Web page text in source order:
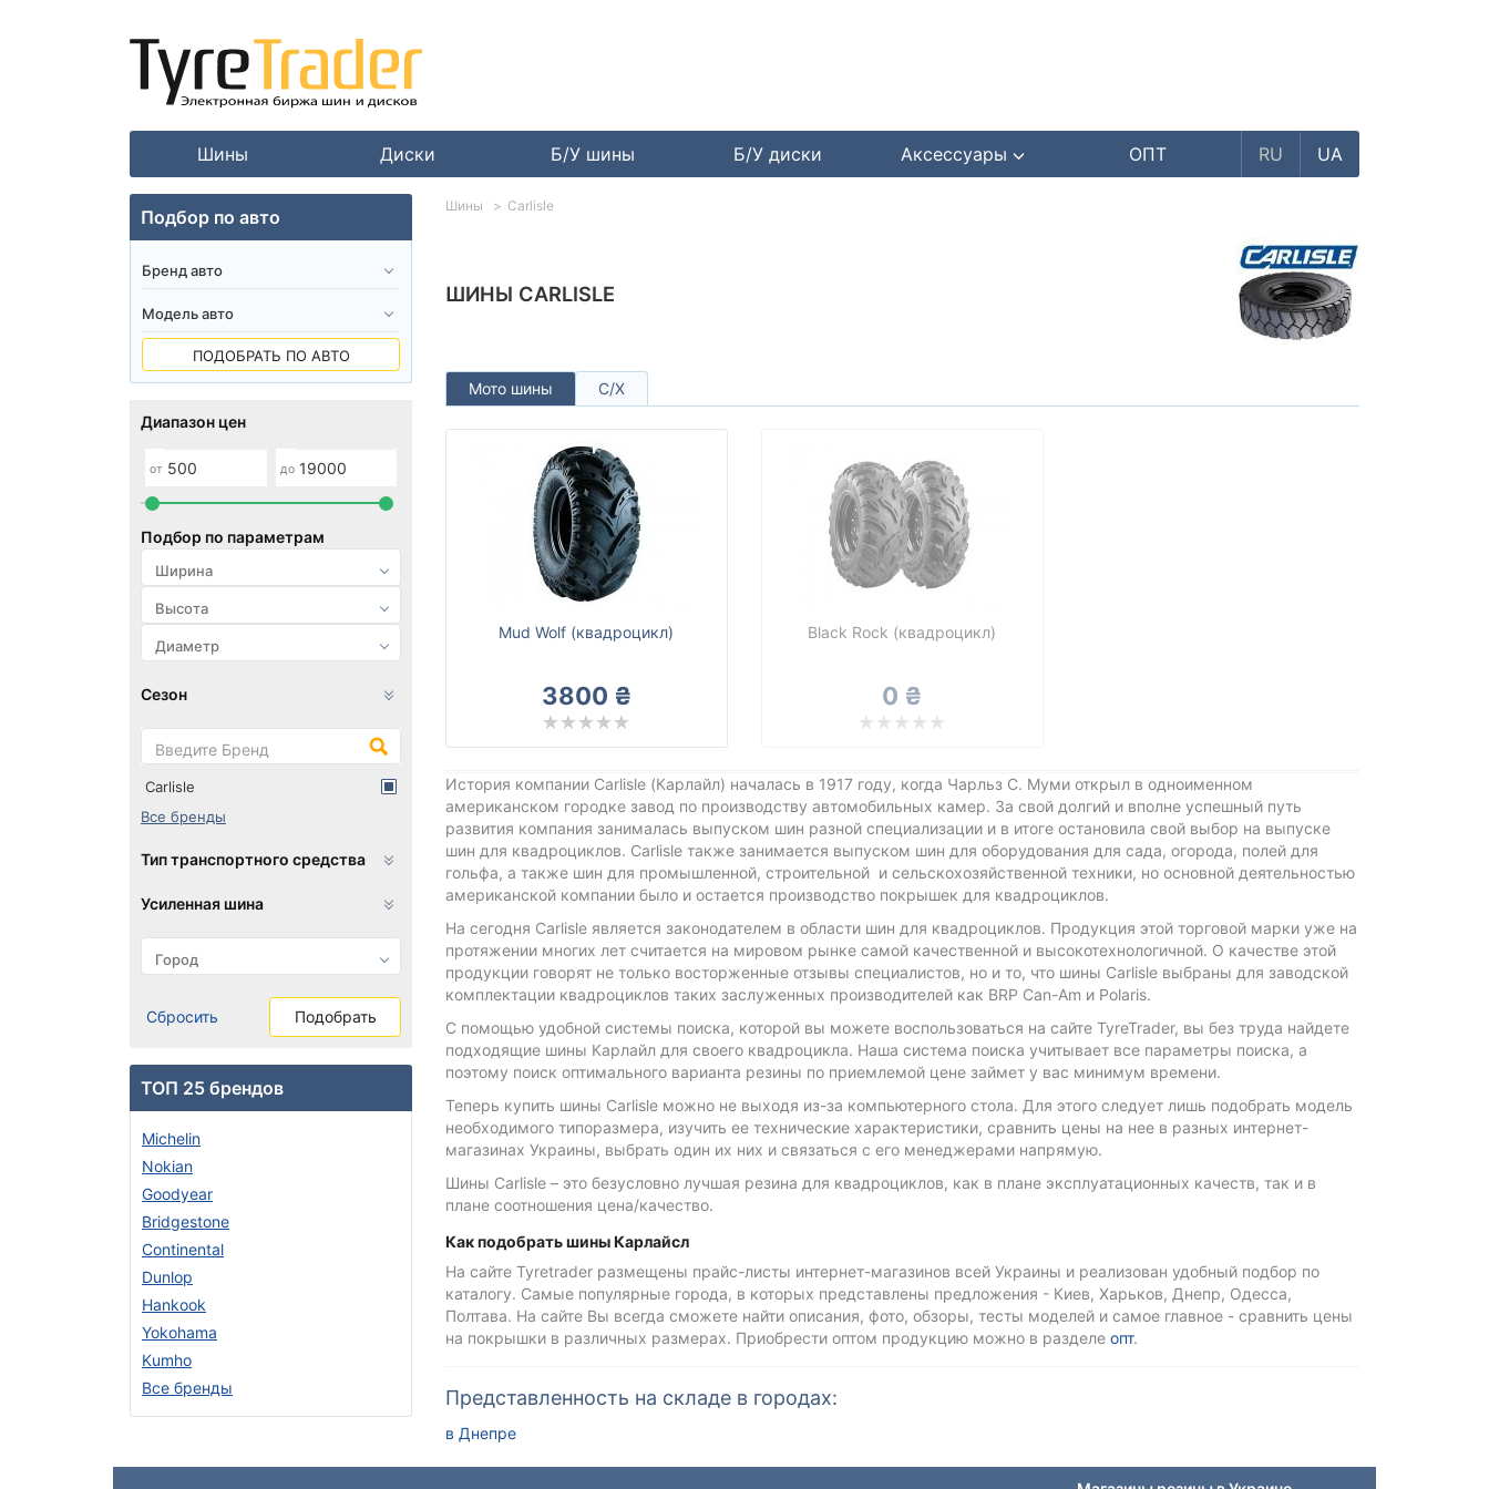
Шины Диски Б/У шины Б/У диски Аксессуары ОПТ RU UA
ШИНЫ CARLISLE
Мото шины С/Х
Mud Wolf (квадроцикл)
3800 ₴
Black Rock (квадроцикл)
0 ₴
История компании Carlisle (Карлайл) началась в 1917 году, когда Чарльз С. Муми открыл в одноименном
американском городке завод по производству автомобильных камер. За свой долгий и вполне успешный путь
развития компания занималась выпуском шин разной специализации и в итоге остановила свой выбор на выпуске
шин для квадроциклов. Carlisle также занимается выпуском шин для оборудования для сада, огорода, полей для
гольфа, а также шин для промышленной, строительной и сельскохозяйственной техники, но основной деятельностью
американской компании было и остается производство покрышек для квадроциклов.
На сегодня Carlisle является законодателем в области шин для квадроциклов. Продукция этой торговой марки уже на
протяжении многих лет считается на мировом рынке самой качественной и высокотехнологичной. О качестве этой
продукции говорят не только восторженные отзывы специалистов, но и то, что шины Carlisle выбраны для заводской
комплектации квадроциклов таких заслуженных производителей как BRP Can-Am и Polaris.
С помощью удобной системы поиска, которой вы можете воспользоваться на сайте TyreTrader, вы без труда найдете
подходящие шины Карлайл для своего квадроцикла. Наша система поиска учитывает все параметры поиска, а
поэтому поиск оптимального варианта резины по приемлемой цене займет у вас минимум времени.
Теперь купить шины Carlisle можно не выходя из-за компьютерного стола. Для этого следует лишь подобрать модель
необходимого типоразмера, изучить ее технические характеристики, сравнить цены на нее в разных интернет-
магазинах Украины, выбрать один их них и связаться с его менеджерами напрямую.
Шины Carlisle – это безусловно лучшая резина для квадроциклов, как в плане эксплуатационных качеств, так и в
плане соотношения цена/качество.
Как подобрать шины Карлайсл
На сайте Tyretrader размещены прайс-листы интернет-магазинов всей Украины и реализован удобный подбор по
каталогу. Самые популярные города, в которых представлены предложения - Киев, Харьков, Днепр, Одесса,
Полтава. На сайте Вы всегда сможете найти описания, фото, обзоры, тесты моделей и самое главное - сравнить цены
на покрышки в различных размерах. Приобрести оптом продукцию можно в разделе опт.
Представленность на складе в городах:
в Днепре
Шины Carlisle
Подбор по авто
ПОДОБРАТЬ ПО АВТО
Диапазон цен
от до
Подбор по параметрам
Сезон
Carlisle
Все бренды
Тип транспортного средства
Усиленная шина
Сбросить Подобрать
ТОП 25 брендов
Michelin
Nokian
Goodyear
Bridgestone
Continental
Dunlop
Hankook
Yokohama
Kumho
Все бренды